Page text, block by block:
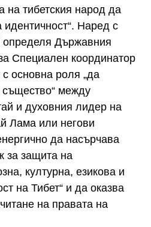
на тибетския народ да
идентичност“. Наред с
определя Държавния
Специален координатор
основна роля „да
между
и духовния лидер на
Лама или негови
да насърчава
за защита на
културна, езикова и
на Тибет“ и да оказва
на правата на